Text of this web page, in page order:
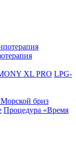
XL PRO LPG-
Морской бриз
Процедура «Время